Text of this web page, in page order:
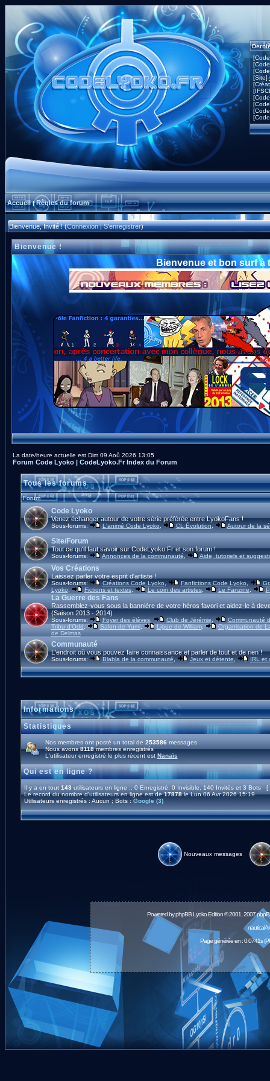
[Site]
Accueil|Règles du forum
Bienvenue, Invité ! (Connexion|S'enregistrer)
Bienvenue !
Bienvenue et bon surf à
La date/heure actuelle est Dim 09 Aoû 2026 13:05
Forum Code Lyoko | CodeLyoko.Fr Index du Forum
Tous les forums
Forum
Code Lyoko
Venez échanger autour de votre série préférée entre LyokoFans !
Sous-forums: L'animé Code Lyoko, CL Évolution Autour de la
Site/Forum
Tout ce qu'il faut savoir sur CodeLyoko.Fr et son forum !
Sous-forums: Annonces de la communauté, Aide, tutoriels et
Vos Créations
Laissez parler votre esprit d'artiste !
Sous-forums: Créations Code Lyoko, Fanfictions Code Lyoko,
Lyoko, Fictions et textes, Le coin des artistes, Le Fanzine
La Guerre des Fans
Rassemblez-vous sous la bannière de votre héros favori et aidez-le à
(Saison 2013 - 2014)
Sous-forums: Foyer des élèves, Club de Jérémie
Communauté
Tribu d'Odd
Salon de Yumi, Ligue de William,
Organisation de
de Delmas
Communauté
L'endroit où vous pouvez faire connaissance et parler de tout et de rien !
Sous-forums: Blabla de la communauté, Jeux et détente, IRL et
Informations
Statistiques
Nos membres ont posté un total de 253586 messages
Nous avons8118membres enregistrés
L'utilisateur enregistré le plus récent est Nanaïs
Qui est en ligne ?
Il y a en tout 143 utilisateurs en ligne :: 0 Enregistré, 0 Invisible, 140 Invités et 3 Bots [
Le record du nombre d'utilisateurs en ligne est de17878le Lun 06 Avr 2026 15:19
Utilisateurs enregistrés : Aucun ; Bots : Google (3)
Nouveaux messages
Powered byphpBBLyoko Edition © 2001, 2007
Page générée en : 0.0741s